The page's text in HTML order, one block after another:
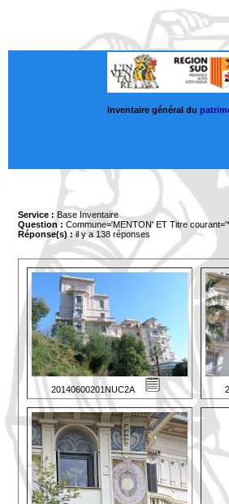
Inventaire général du
Service : Base Inventaire
Question : Commune='MENTON' ET Titre
Réponse(s) :il y a 138 réponses
20140600201NUC2A